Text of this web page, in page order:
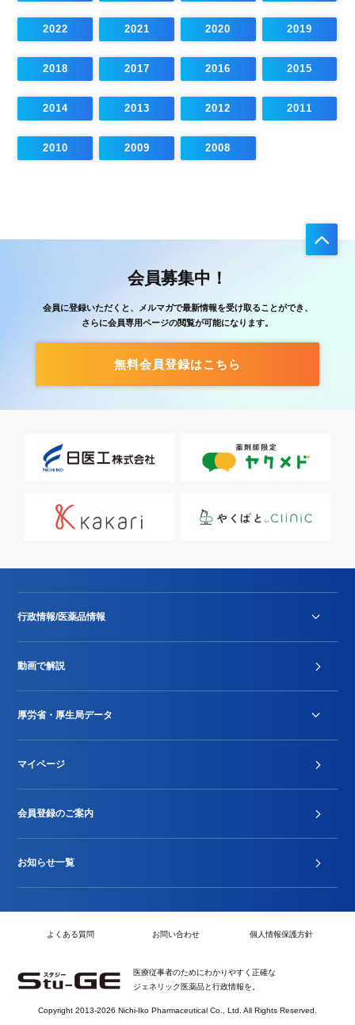
2022 2021 2020 2019
2018 2017 2016 2015
2014 2013 2012 2011
2010 2009 2008
会員募集中！
会員に登録いただくと、メルマガで最新情報を受け取ることができ、
さらに会員専用ページの閲覧が可能になります。
無料会員登録はこちら
行政情報/医薬品情報
Stu-GEレポート
動画で解説
厚労省・厚生局データ
2024年度新設項目届出状況
マイページ
会員登録のご案内
お知らせ一覧
よくある質問 お問い合わせ 個人情報保護方針
医療従事者のためにわかりやすく正確な
ジェネリック医薬品と行政情報を。
Copyright 2013-2026 Nichi-Iko Pharmaceutical Co., Ltd. All Rights Reserved.